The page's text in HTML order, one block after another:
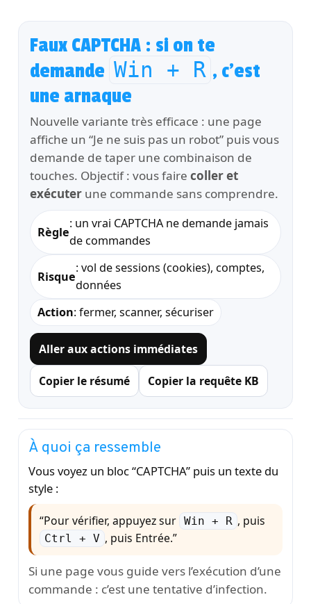
Faux CAPTCHA : si on te
demande Win + R , c’est
une arnaque
Nouvelle variante très efficace : une page
affiche un “Je ne suis pas un robot” puis vous
demande de taper une combinaison de
touches. Objectif : vous faire coller et
exécuter une commande sans comprendre.
Règle
: un vrai CAPTCHA ne demande jamais
de commandes
Risque
: vol de sessions (cookies), comptes,
données
Action: fermer, scanner, sécuriser
Aller aux actions immédiates
Copier le résumé Copier la requête KB
À quoi ça ressemble
Vous voyez un bloc “CAPTCHA” puis un texte du
style :
“Pour vérifier, appuyez sur Win + R , puis
Ctrl + V , puis Entrée.”
Si une page vous guide vers l’exécution d’une
commande : c’est une tentative d’infection.